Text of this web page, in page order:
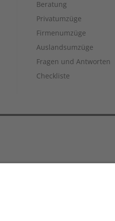
Beratung
Privatumzüge
Firmenumzüge
Auslandsumzüge
Fragen und Antworten
Checkliste